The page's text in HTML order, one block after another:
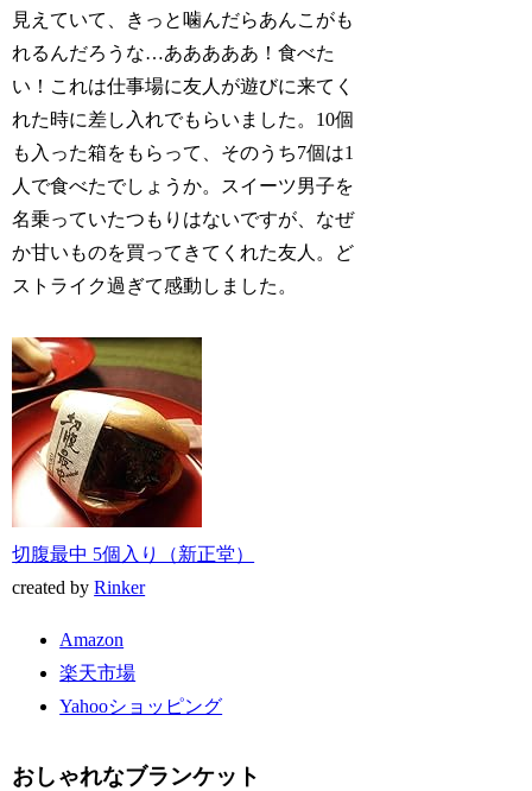
見えていて、きっと噛んだらあんこがも
れるんだろうな…あああああ！食べた
い！これは仕事場に友人が遊びに来てく
れた時に差し入れでもらいました。10個
も入った箱をもらって、そのうち7個は1
人で食べたでしょうか。スイーツ男子を
名乗っていたつもりはないですが、なぜ
か甘いものを買ってきてくれた友人。ど
ストライク過ぎて感動しました。
切腹最中 5個入り（新正堂）
created byRinker
Amazon
楽天市場
Yahooショッピング
おしゃれなブランケット